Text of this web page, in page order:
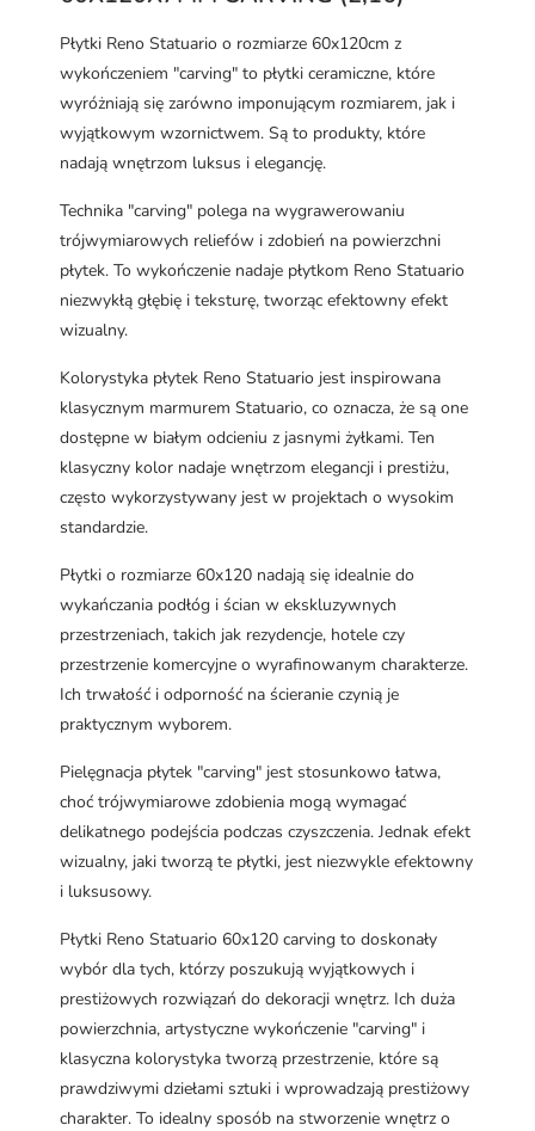
Płytki Reno Statuario o rozmiarze 60x120cm z
wykończeniem "carving" to płytki ceramiczne, które
wyróżniają się zarówno imponującym rozmiarem, jak i
wyjątkowym wzornictwem. Są to produkty, które
nadają wnętrzom luksus i elegancję.
Technika "carving" polega na wygrawerowaniu
trójwymiarowych reliefów i zdobień na powierzchni
płytek. To wykończenie nadaje płytkom Reno Statuario
niezwykłą głębię i teksturę, tworząc efektowny efekt
wizualny.
Kolorystyka płytek Reno Statuario jest inspirowana
klasycznym marmurem Statuario, co oznacza, że są one
dostępne w białym odcieniu z jasnymi żyłkami. Ten
klasyczny kolor nadaje wnętrzom elegancji i prestiżu,
często wykorzystywany jest w projektach o wysokim
standardzie.
Płytki o rozmiarze 60x120 nadają się idealnie do
wykańczania podłóg i ścian w ekskluzywnych
przestrzeniach, takich jak rezydencje, hotele czy
przestrzenie komercyjne o wyrafinowanym charakterze.
Ich trwałość i odporność na ścieranie czynią je
praktycznym wyborem.
Pielęgnacja płytek "carving" jest stosunkowo łatwa,
choć trójwymiarowe zdobienia mogą wymagać
delikatnego podejścia podczas czyszczenia. Jednak efekt
wizualny, jaki tworzą te płytki, jest niezwykle efektowny
i luksusowy.
Płytki Reno Statuario 60x120 carving to doskonały
wybór dla tych, którzy poszukują wyjątkowych i
prestiżowych rozwiązań do dekoracji wnętrz. Ich duża
powierzchnia, artystyczne wykończenie "carving" i
klasyczna kolorystyka tworzą przestrzenie, które są
prawdziwymi dziełami sztuki i wprowadzają prestiżowy
charakter. To idealny sposób na stworzenie wnętrz o